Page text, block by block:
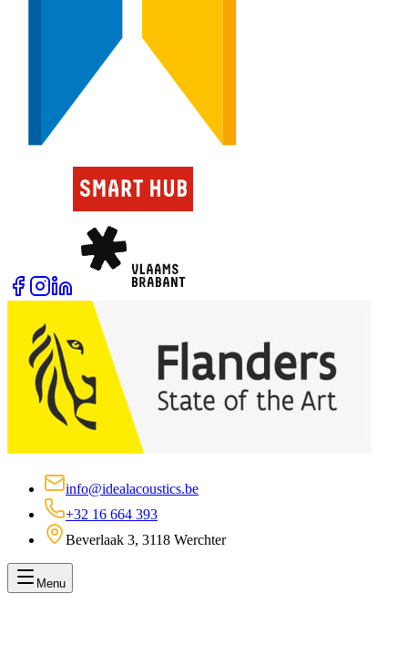
info@idealacoustics.be
+32 16 664 393
Beverlaak 3, 3118 Werchter
Menu